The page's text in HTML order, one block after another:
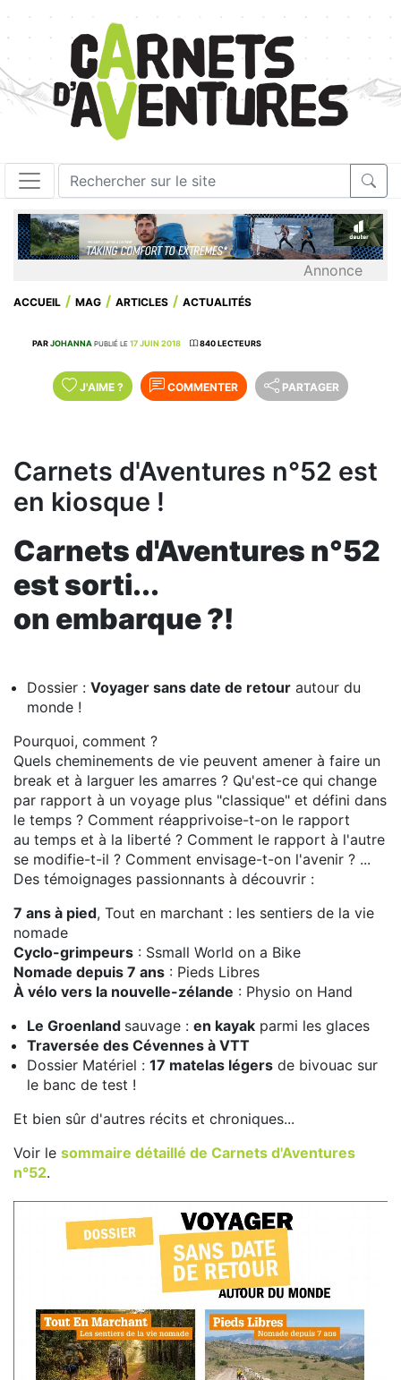
Annonce
ACCUEIL MAG ARTICLES ACTUALITÉS
PARJOHANNA PUBLIÉ LE 17 JUIN 2018 840 LECTEURS
J'AIME ? COMMENTER PARTAGER
Carnets d'Aventures n°52 est
en kiosque !
Carnets d'Aventures n°52
est sorti...
on embarque ?!
Dossier : Voyager sans date de retour autour du
monde !
Pourquoi, comment ?
Quels cheminements de vie peuvent amener à faire un
break et à larguer les amarres ? Qu'est-ce qui change
par rapport à un voyage plus "classique" et défini dans
le temps ? Comment réapprivoise-t-on le rapport
au temps et à la liberté ? Comment le rapport à l'autre
se modifie-t-il ? Comment envisage-t-on l'avenir ? ...
Des témoignages passionnants à découvrir :
7 ans à pied, Tout en marchant : les sentiers de la vie
nomade
Cyclo-grimpeurs : Ssmall World on a Bike
Nomade depuis 7 ans : Pieds Libres
À vélo vers la nouvelle-zélande : Physio on Hand
Le Groenland sauvage : en kayak parmi les glaces
Traversée des Cévennes à VTT
Dossier Matériel : 17 matelas légers de bivouac sur
le banc de test !
Et bien sûr d'autres récits et chroniques...
Voir le sommaire détaillé de Carnets d'Aventures
n°52.